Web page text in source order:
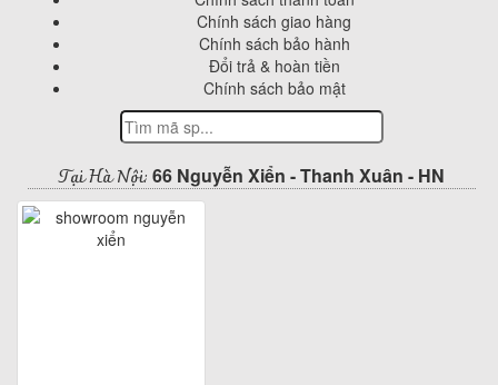
Chính sách giao hàng
Chính sách bảo hành
Đổi trả & hoàn tiền
Chính sách bảo mật
Tại Hà Nội: 66 Nguyễn Xiển - Thanh Xuân - HN